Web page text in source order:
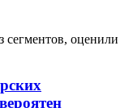
сегментов, оценили